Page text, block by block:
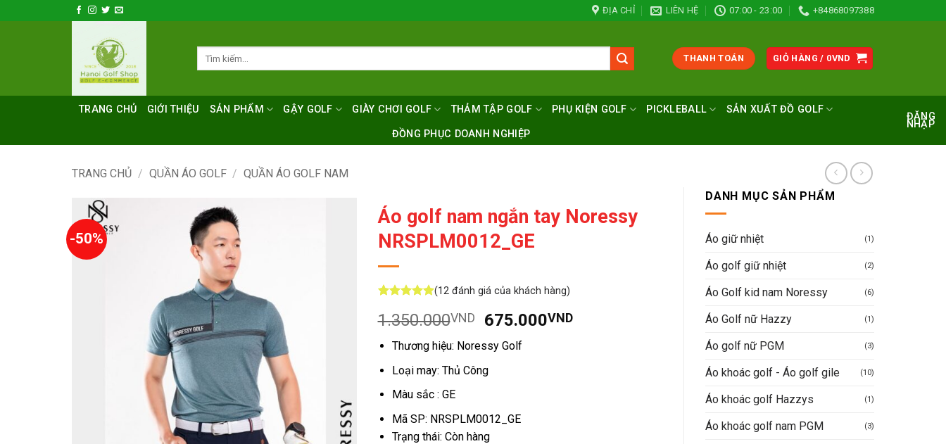
qua
ĐỊA CHỈ LIÊN HỆ 07:00 - 23:00 +84868097388
THANH TOÁN GIỎ HÀNG / 0VND
TRANG CHỦ GIỚI THIỆU SẢN PHẨM GẬY GOLF GIÀY CHƠI GOLF THẢM TẬP GOLF PHỤ KIỆN GOLF PICKLEBALL SẢN XUẤT ĐỒ GOLF
ĐỒNG PHỤC DOANH NGHIỆP
ĐĂNG
NHẬP
TRANG CHỦ / QUẦN ÁO GOLF / QUẦN ÁO GOLF NAM
DANH MỤC SẢN PHẨM
Áo giữ nhiệt (1)
Áo golf giữ nhiệt (2)
Áo Golf kid nam Noressy (6)
Áo Golf nữ Hazzy (1)
Áo golf nữ PGM (3)
Áo khoác golf - Áo golf gile (10)
Áo khoác golf Hazzys (1)
Áo khoác golf nam PGM (3)
-50%
Áo golf nam ngắn tay Noressy
NRSPLM0012_GE
dựa trên
đánh giá
(12 đánh giá của khách hàng)
1.350.000VND
Giá
gốc
là:
1.350.000VND.
675.000VNDGiá
Thương hiệu: Noressy Golf
Loại may: Thủ Công
Màu sắc : GE
Mã SP: NRSPLM0012_GE
Trạng thái: Còn hàng